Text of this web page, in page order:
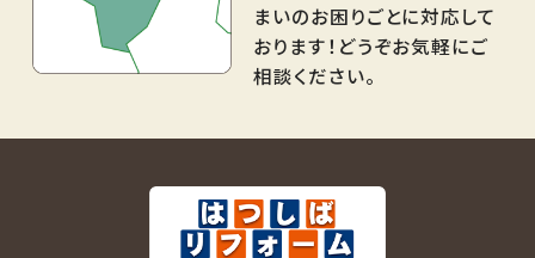
まいのお困りごとに対応して
おります！どうぞお気軽にご
相談ください。